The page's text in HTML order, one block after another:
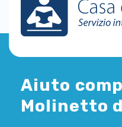
Aiuto
Molinetto